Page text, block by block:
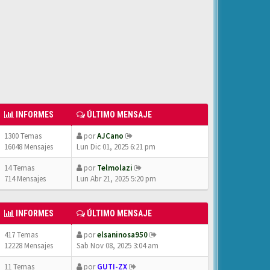
INFORMES ÚLTIMO MENSAJE
1300 Temas
16048 Mensajes
porAJCano
Lun Dic 01, 2025 6:21 pm
14 Temas
714 Mensajes
porTelmolazi
Lun Abr 21, 2025 5:20 pm
INFORMES ÚLTIMO MENSAJE
417 Temas
12228 Mensajes
porelsaninosa950
Sab Nov 08, 2025 3:04 am
11 Temas
porGUTI-ZX